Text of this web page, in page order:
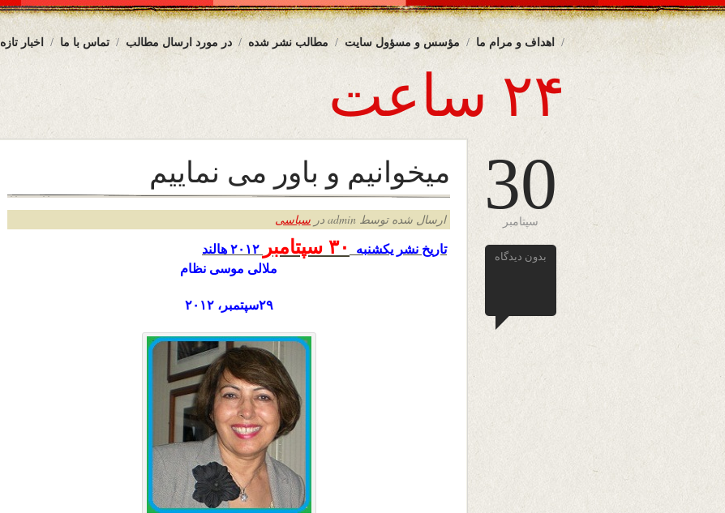
اخبار تازه تماس با ما در مورد ارسال مطالب مطالب نشر شده مؤسس و مسؤول سایت اهداف و مرام ما
۲۴ ساعت
30
سپتامبر
بدون دیدگاه
میخوانیم و باور می نماییم
ارسال شده توسط admin در سیاسی
تاریخ نشر یکشنبه ۳۰ سپتامبر
ملالی موسی نظام
۲۹سپتمبر، ۲۰ ۱۲